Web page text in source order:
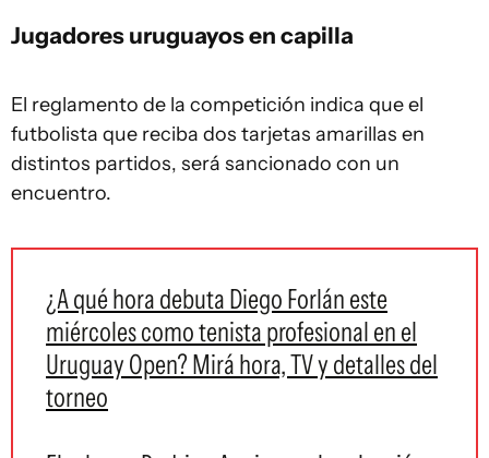
Jugadores uruguayos en capilla
El reglamento de la competición indica que el
futbolista que reciba dos tarjetas amarillas en
distintos partidos, será sancionado con un
encuentro.
¿A qué hora debuta Diego Forlán este
miércoles como tenista profesional en el
Uruguay Open? Mirá hora, TV y detalles del
torneo